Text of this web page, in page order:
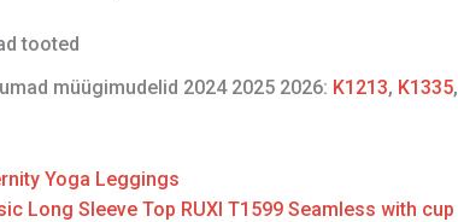
tooted
müügimudelid 2024 2025 2026: K1213, K1335,
Yoga Leggings
Long Sleeve Top RUXI T1599 Seamless with cup